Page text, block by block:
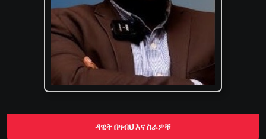
ዳዊት በዛብህ እና ስራዎቹ